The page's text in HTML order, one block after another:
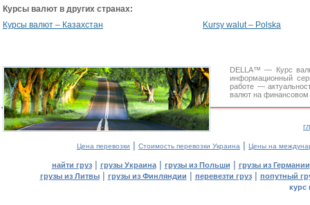
Курсы валют в других странах:
Курсы валют – Казахстан
Kursy walut – Polska
DELLA™ — Курс
информационный
работе —
валют на финансовом
Цена перевозки | Стоимость перевозки Украина | Цены на
найти груз| грузы Украина| грузы из Польши | грузы из Германии
грузы из Литвы| грузы из Финляндии | перевезти груз| попутный
курс